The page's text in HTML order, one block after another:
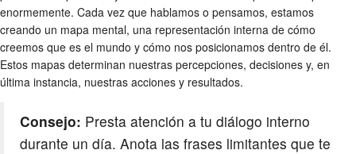
enormemente. Cada vez que hablamos o pensamos, estamos
creando un mapa mental, una representación interna de cómo
creemos que es el mundo y cómo nos posicionamos dentro de él.
Estos mapas determinan nuestras percepciones, decisiones y, en
última instancia, nuestras acciones y resultados.
Consejo: Presta atención a tu diálogo interno
durante un día. Anota las frases limitantes que te